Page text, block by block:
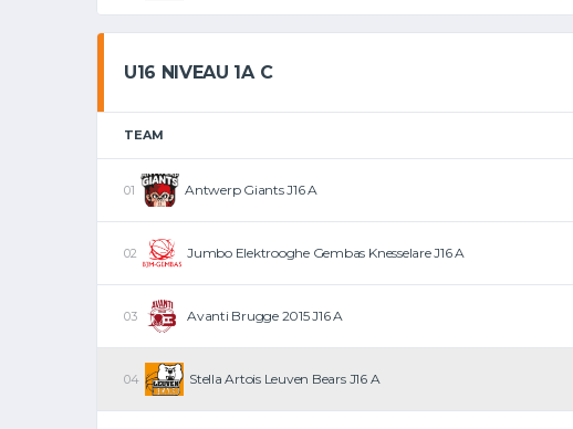
U16 NIVEAU 1A C
TEAM
Antwerp Giants J16 A
Jumbo Elektrooghe Gembas Knesselare J16 A
Avanti Brugge 2015 J16 A
Stella Artois Leuven Bears J16 A